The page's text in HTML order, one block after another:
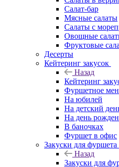
Салат-бар
Мясные салаты
Салаты с
Овощные
Фруктовые
Десерты
Кейтеринг закусок
Назад
Кейтеринг
Фуршетное
На юбилей
На детский
На день
В баночках
Фуршет в офис
Закуски для фуршета
Назад
Закуски для